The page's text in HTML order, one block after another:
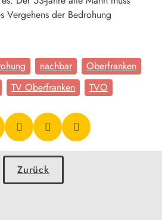
Vergehens der Bedrohung
nachbar
Oberfranken
TV Oberfranken TVO
Zurück